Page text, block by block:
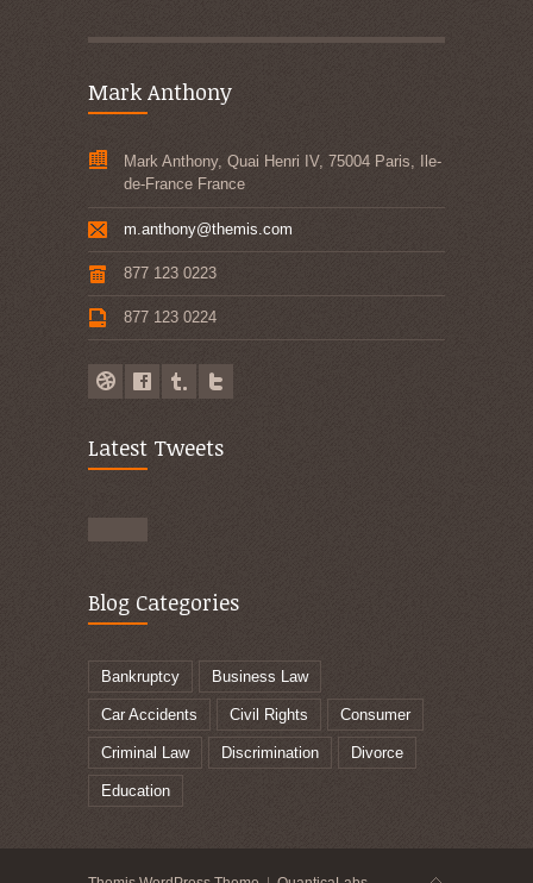
Mark Anthony
Mark Anthony, Quai Henri IV, 75004 Paris, Ile-
de-France France
m.anthony@themis.com
877 123 0223
877 123 0224
Latest Tweets
Blog Categories
Bankruptcy Business Law
Car Accidents Civil Rights Consumer
Criminal Law Discrimination Divorce
Education